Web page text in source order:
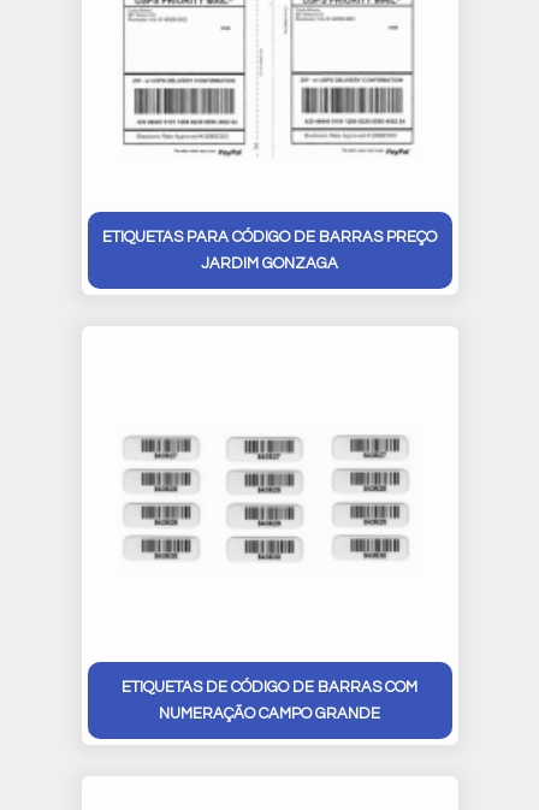
ETIQUETAS PARA CÓDIGO DE BARRAS PREÇO
JARDIM GONZAGA
ETIQUETAS DE CÓDIGO DE BARRAS COM
NUMERAÇÃO CAMPO GRANDE